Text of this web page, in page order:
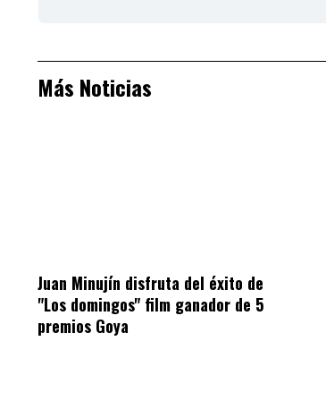
Más Noticias
Juan Minujín disfruta del éxito de
"Los domingos" film ganador de 5
premios Goya